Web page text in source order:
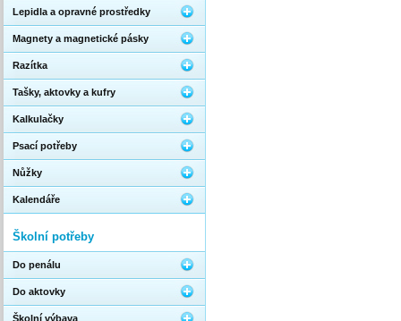
Lepidla a opravné prostředky
Magnety a magnetické pásky
Razítka
Tašky, aktovky a kufry
Kalkulačky
Psací potřeby
Nůžky
Kalendáře
Školní potřeby
Do penálu
Do aktovky
Školní výbava